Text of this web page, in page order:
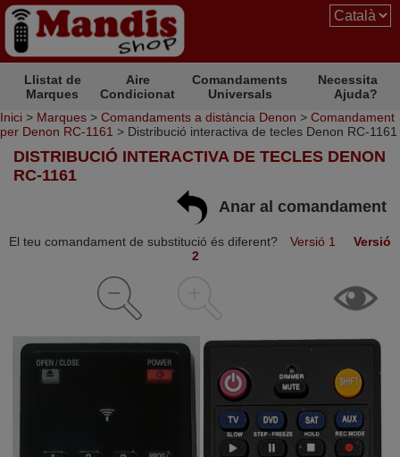
Llistat de
Marques
Aire
Condicionat
Comandaments
Universals
Necessita
Ajuda?
Inici > Marques > Comandaments a distància Denon > Comandament
per Denon RC-1161 > Distribució interactiva de tecles Denon RC-1161
DISTRIBUCIÓ INTERACTIVA DE TECLES DENON
RC-1161
Anar al comandament
El teu comandament de substitució és diferent? Versió 1
Versió
2